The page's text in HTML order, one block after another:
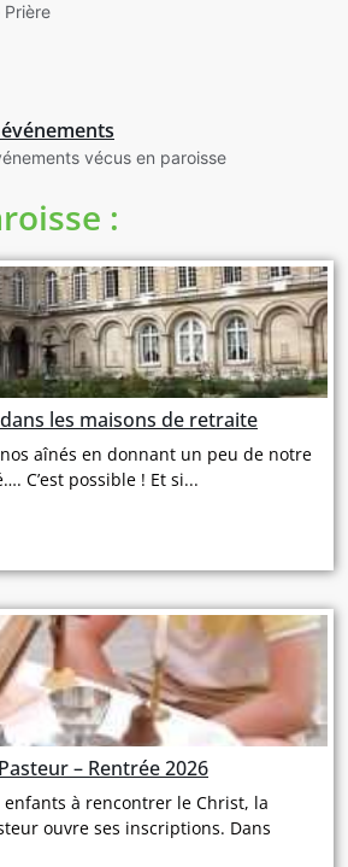
Prière
vécus en paroisse
:
les maisons de retraite
aînés en donnant un peu de notre
C’est possible ! Et si...
– Rentrée 2026
à rencontrer le Christ, la
ouvre ses inscriptions. Dans